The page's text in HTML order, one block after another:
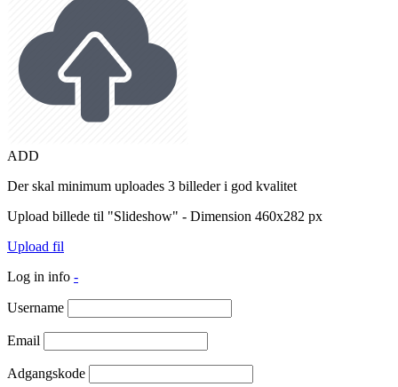
ADD
Der skal minimum uploades 3 billeder i god kvalitet
Upload billede til "Slideshow" - Dimension 460x282 px
Upload fil
Log in info -
Username
Email
Adgangskode